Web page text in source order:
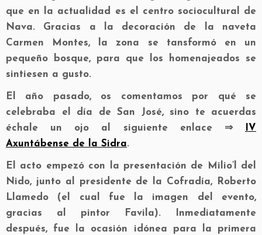
que en la actualidad es el centro sociocultural de
Nava. Gracias a la decoración de la naveta
Carmen Montes, la zona se tansformó en un
pequeño bosque, para que los homenajeados se
sintiesen a gusto.
El año pasado, os comentamos por qué se
celebraba el día de San José, sino te acuerdas
échale un ojo al siguiente enlace ⇒
IV
Axuntábense de la Sidra.
El acto empezó con la presentación de Milio’l del
Nido, junto al presidente de la Cofradía, Roberto
Llamedo (el cual fue la imagen del evento,
gracias al pintor Favila). Inmediatamente
después, fue la ocasión idónea para la primera